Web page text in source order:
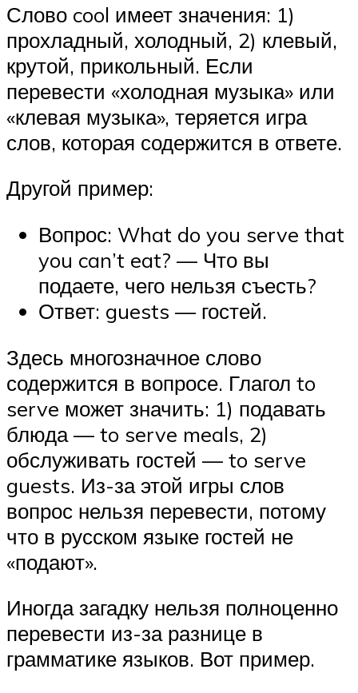
Слово cool имеет значения: 1)
прохладный, холодный, 2) клевый,
крутой, прикольный. Если
перевести «холодная музыка» или
«клевая музыка», теряется игра
слов, которая содержится в ответе.
Другой пример:
Вопрос: What do you serve that
you can’t eat? — Что вы
подаете, чего нельзя съесть?
Ответ: guests — гостей.
Здесь многозначное слово
содержится в вопросе. Глагол to
serve может значить: 1) подавать
блюда — to serve meals, 2)
обслуживать гостей — to serve
guests. Из-за этой игры слов
вопрос нельзя перевести, потому
что в русском языке гостей не
«подают».
Иногда загадку нельзя полноценно
перевести из-за разнице в
грамматике языков. Вот пример.